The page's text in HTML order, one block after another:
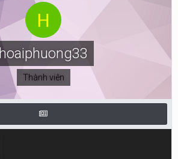
hoaiphuong33
Thành viên